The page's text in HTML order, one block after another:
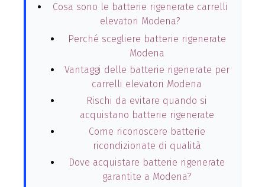
Cosa sono le batterie rigenerate carrelli
elevatori Modena?
Perché scegliere batterie rigenerate
Modena
Vantaggi delle batterie rigenerate per
carrelli elevatori Modena
Rischi da evitare quando si
acquistano batterie rigenerate
Come riconoscere batterie
ricondizionate di qualità
Dove acquistare batterie rigenerate
garantite a Modena?